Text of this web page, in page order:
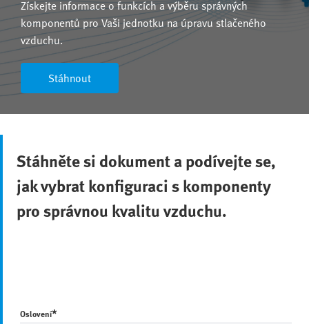
Získejte informace o funkcích a výběru správných
komponentů pro Vaši jednotku na úpravu stlačeného
vzduchu.
Stáhnout
Stáhněte si dokument a podívejte se,
jak vybrat konfiguraci s komponenty
pro správnou kvalitu vzduchu.
Oslovení*